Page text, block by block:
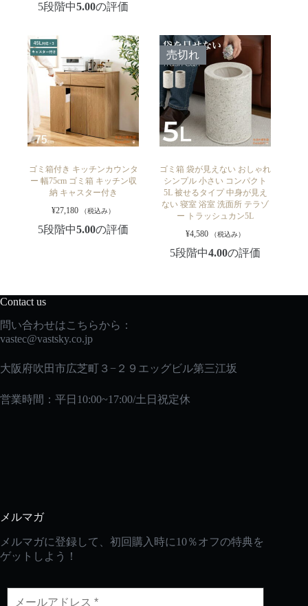
5段階中5.00の評価
ゴミ箱付き キッチンカウンタ
ー 幅75cm ゴミ箱 キッチン収
納 キャスター付き
¥27,180 （税込み）
5段階中5.00の評価
売切れ
ゴミ箱 袋が見えない おしゃれ
シンプル 小さい コンパクト
5L 被せるタイプ 中身が見え
ない 寝室 浴室 洗面所 テラゾ
ー トラッシュカン5L
¥4,580 （税込み）
5段階中4.00の評価
Contact us
問い合わせはこちらから：
vastec@vastsky.co.jp
大阪府吹田市広芝町３−２９エッグビル第三江坂
営業時間：平日10:00~17:00/土日祝定休
メルマガ
メルマガに登録して、初回購入時に10％オフの特典を
ゲットしよう！